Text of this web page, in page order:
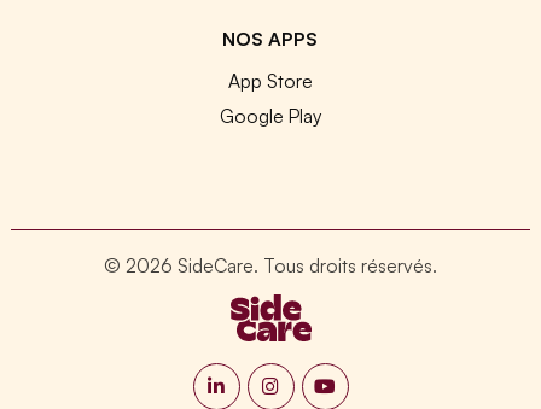
NOS APPS
App Store
Google Play
© 2026 SideCare. Tous droits réservés.